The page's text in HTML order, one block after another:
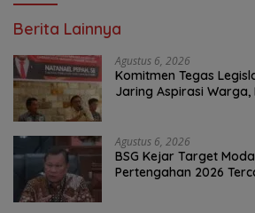
Berita Lainnya
Agustus 6, 2026
Komitmen Tegas
Jaring Aspirasi Warga,
Agustus 6, 2026
BSG Kejar Target
Pertengahan 2026